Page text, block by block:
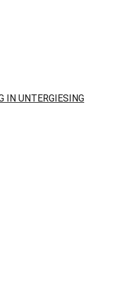
IN UNTERGIESING